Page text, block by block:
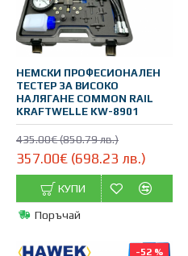
НЕМСКИ ПРОФЕСИОНАЛЕН
ТЕСТЕР ЗА ВИСОКО
НАЛЯГАНЕ COMMON RAIL
KRAFTWELLE KW-8901
435.00€ (850.79 лв.)
357.00€ (698.23 лв.)
КУПИ
Поръчай
-52 %